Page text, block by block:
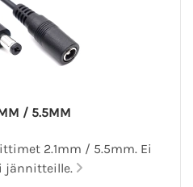
/ 5.5MM
2.1mm / 5.5mm. Ei
jännitteille.